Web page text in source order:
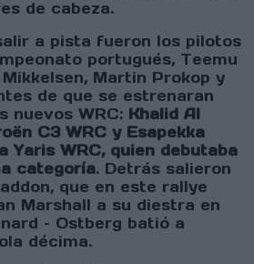
de cabeza.
a pista fueron los pilotos
portugués, Teemu
Martin Prokop y
de que se estrenaran
nuevos WRC: Khalid Al
C3 WRC y Esapekka
Yaris WRC, quien debutaba
categoría. Detrás salieron
que en este rallye
Marshall a su diestra en
– Ostberg batió a
décima.